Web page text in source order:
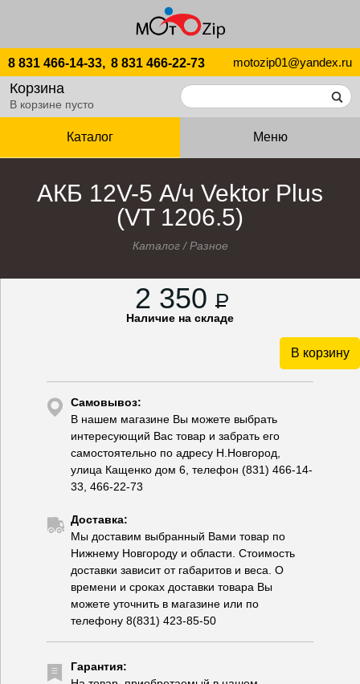
8 831 466-14-33, 8 831 466-22-73 motozip01@yandex.ru
Корзина
В корзине пусто
Каталог Меню
АКБ 12V-5 А/ч Vektor Plus
(VT 1206.5)
Каталог/Разное
2 350 P
Наличие на складе
В корзину
Самовывоз:
В нашем магазине Вы можете выбрать
интересующий Вас товар и забрать его
самостоятельно по адресу Н.Новгород,
улица Кащенко дом 6, телефон (831) 466-14-
33, 466-22-73
Доставка:
Мы доставим выбранный Вами товар по
Нижнему Новгороду и области. Стоимость
доставки зависит от габаритов и веса. О
времени и сроках доставки товара Вы
можете уточнить в магазине или по
телефону 8(831) 423-85-50
Гарантия: